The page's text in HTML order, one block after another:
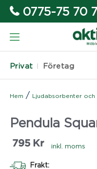
0775-75 70
Privat Företag
Hem / Ljudabsorbenter och
Pendula
795 Kr inkl. moms
Frakt: